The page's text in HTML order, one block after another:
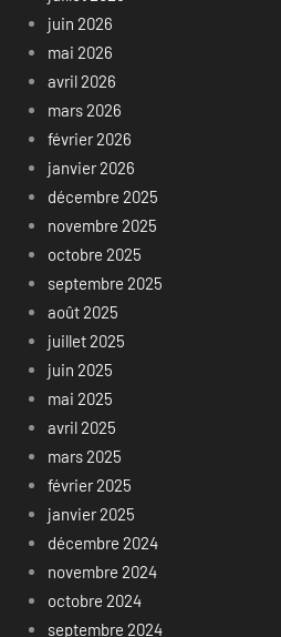
juin 2026
mai 2026
avril 2026
mars 2026
février 2026
janvier 2026
décembre 2025
novembre 2025
octobre 2025
septembre 2025
août 2025
juillet 2025
juin 2025
mai 2025
avril 2025
mars 2025
février 2025
janvier 2025
décembre 2024
novembre 2024
octobre 2024
septembre 2024